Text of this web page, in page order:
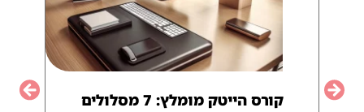
קורס הייטק מומלץ: 7 מסלולים
Next